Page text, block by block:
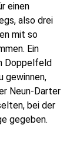
einen
also drei
mit so
Ein
Doppelfeld
gewinnen,
Neun-Darter
bei der
gegeben.